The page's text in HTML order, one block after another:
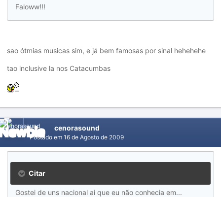
Faloww!!!
sao ótmias musicas sim, e já bem famosas por sinal hehehehe
tao inclusive la nos Catacumbas
cenorasound
Postado em 16 de Agosto de 2009
Citar
Gostei de uns nacional ai que eu não conhecia em...